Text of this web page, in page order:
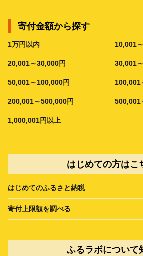
寄付金額から探す
1万円以内 10,001
20,001～30,000円 30,001
50,001～100,000円 100,001
200,001～500,000円 500,001
1,000,001円以上
はじめての方はこ
はじめてのふるさと納税
寄付上限額を調べる
ふるラボについて